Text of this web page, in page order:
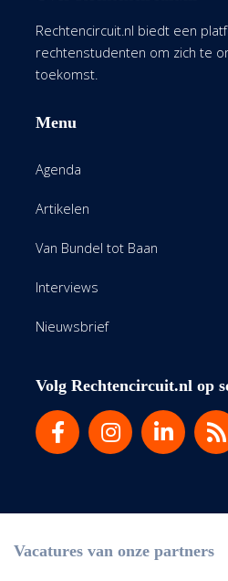
Rechtencircuit.nl biedt een
rechtenstudenten om zich te
toekomst.
Menu
Agenda
Artikelen
Van Bundel tot Baan
Interviews
Nieuwsbrief
Volg Rechtencircuit.nl op
Vacatures van onze partners